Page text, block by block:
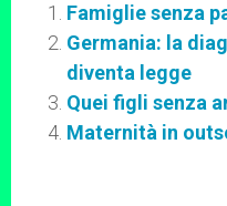
Famiglie senza
Germania: la
diventa legge
Quei figli senza
Maternità in